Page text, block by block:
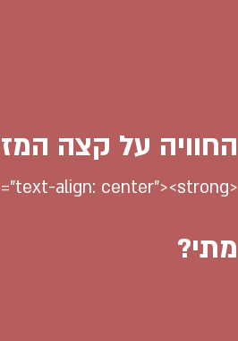
החוויה על קצה
<p dir="RTL" class="font_7" style="text-align: center"><strong>נתחיל בקוקטייל מלון נענע ואננס</strong></p>
מתי?